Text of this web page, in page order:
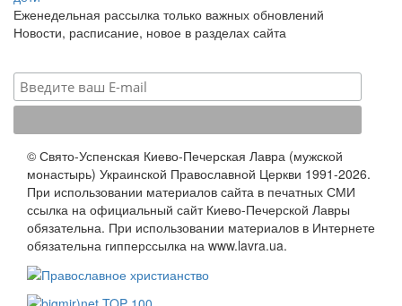
Еженедельная рассылка только важных обновлений
Новости, расписание, новое в разделах сайта
© Свято-Успенская Киево-Печерская Лавра (мужской
монастырь) Украинской Православной Церкви 1991-2026.
При использовании материалов сайта в печатных СМИ
ссылка на официальный сайт Киево-Печерской Лавры
обязательна. При использовании материалов в Интернете
обязательна гипперссылка на www.lavra.ua.